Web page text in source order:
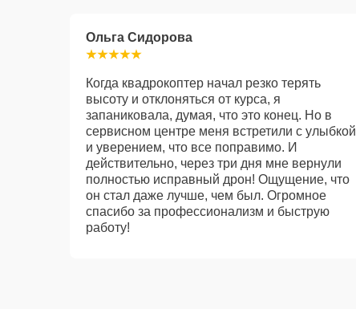
Ольга Сидорова
Когда квадрокоптер начал резко терять
высоту и отклоняться от курса, я
запаниковала, думая, что это конец. Но в
сервисном центре меня встретили с улыбкой
и уверением, что все поправимо. И
действительно, через три дня мне вернули
полностью исправный дрон! Ощущение, что
он стал даже лучше, чем был. Огромное
спасибо за профессионализм и быструю
работу!